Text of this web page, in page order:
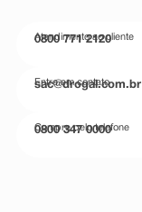
Atendimento ao cliente
0800 771 2120
Entre em contato
sac@drogal.com.br
Compre pelo telefone
0800 347 0000